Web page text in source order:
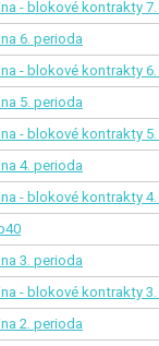
- blokové kontrakty
6. perioda
- blokové kontrakty
5. perioda
- blokové kontrakty
4. perioda
- blokové kontrakty
3. perioda
- blokové kontrakty
2. perioda